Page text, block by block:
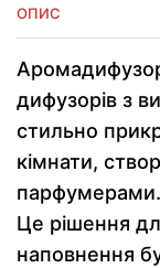
ОПИС
дифузорів з
стильно
кімнати,
парфумерами.
Це рішення
наповнення